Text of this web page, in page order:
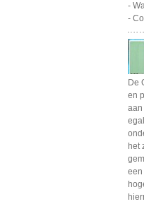
-
-
De
en
aan
het
een